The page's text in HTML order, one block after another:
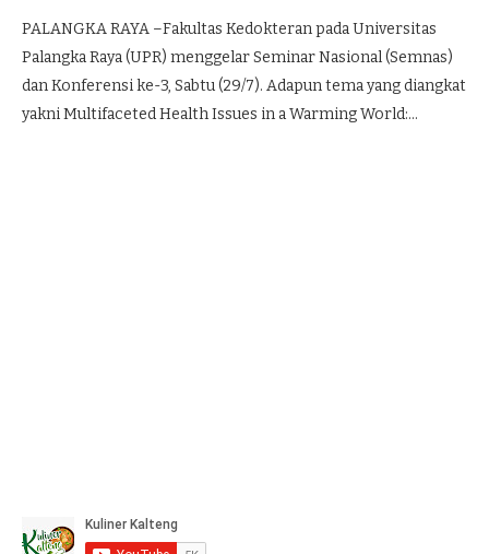
PALANGKA RAYA –Fakultas Kedokteran pada Universitas
Palangka Raya (UPR) menggelar Seminar Nasional (Semnas)
dan Konferensi ke-3, Sabtu (29/7). Adapun tema yang diangkat
yakni Multifaceted Health Issues in a Warming World:…